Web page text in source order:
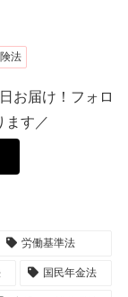
法
お届け！フォロ
ます／
労働基準法
国民年金法